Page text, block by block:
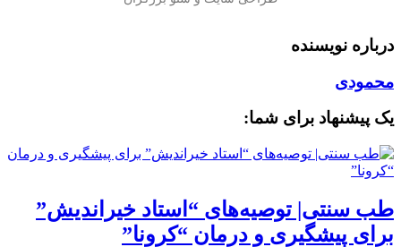
درباره نویسنده
محمودی
یک پیشنهاد برای شما:
طب سنتی| توصیه‌‌های “استاد خیراندیش”
برای پیشگیری و درمان “کرونا”